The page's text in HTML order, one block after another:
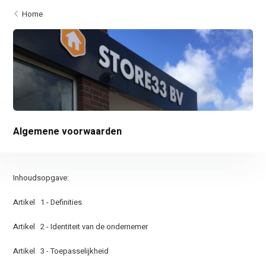
Home
Algemene voorwaarden
Inhoudsopgave:
Artikel 1 - Definities
Artikel 2 - Identiteit van de ondernemer
Artikel 3 - Toepasselijkheid